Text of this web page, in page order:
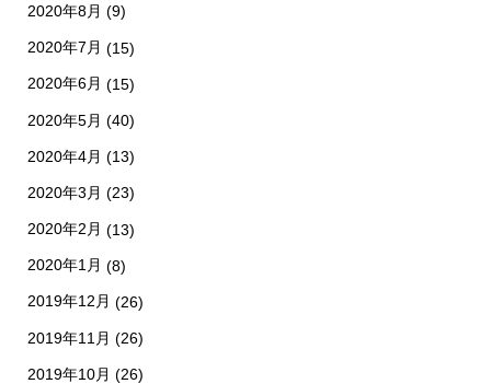
2020年8月 (9)
2020年7月 (15)
2020年6月 (15)
2020年5月 (40)
2020年4月 (13)
2020年3月 (23)
2020年2月 (13)
2020年1月 (8)
2019年12月 (26)
2019年11月 (26)
2019年10月 (26)